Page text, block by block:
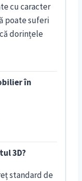
cu caracter
poate suferi
dorințele
în
3D?
standard de